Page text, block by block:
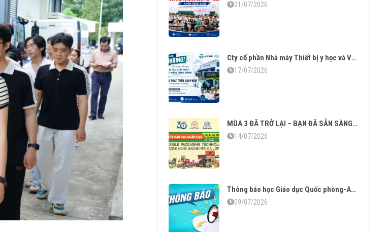
21/07/2026
Cty cổ phần Nhà máy Thiết bị y học và Vật liệu sinh học tuyển dụng
17/07/2026
MÙA 3 ĐÃ TRỞ LẠI – BẠN ĐÃ SẴN SÀNG CHO “CÔNG NGHỆ BAO BÌ MỀM ĐA LỚP”?
14/07/2026
Thông báo học Giáo dục Quốc phòng-An ninh K2025
09/07/2026